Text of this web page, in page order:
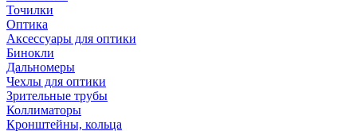
Точилки
Оптика
Аксессуары для оптики
Бинокли
Дальномеры
Чехлы для оптики
Зрительные трубы
Коллиматоры
Кронштейны, кольца